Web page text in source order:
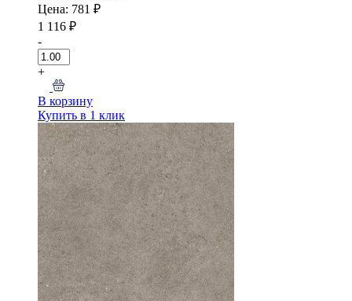
Цена: 781 ₽
1 116 ₽
-
+
В корзину
Купить в 1 клик